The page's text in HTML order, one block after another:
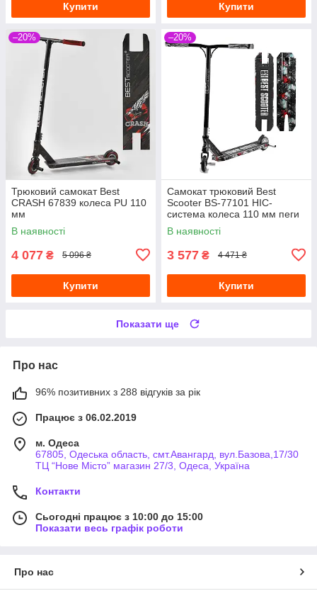
Купити Купити
–20%
Трюковий самокат Best
CRASH 67839 колеса PU 110
мм
В наявності
4 077 ₴ 5 096 ₴
Купити
–20%
Самокат трюковий Best
Scooter BS-77101 HIC-
система колеса 110 мм пеги
чорний
В наявності
3 577 ₴ 4 471 ₴
Купити
Показати ще
Про нас
96% позитивних з 288 відгуків за рік
Працює з 06.02.2019
м. Одеса
67805, Одеська область, смт.Авангард, вул.Базова,17/30
ТЦ “Нове Місто” магазин 27/3, Одеса, Україна
Контакти
Сьогодні працює з 10:00 до 15:00
Показати весь графік роботи
Про нас